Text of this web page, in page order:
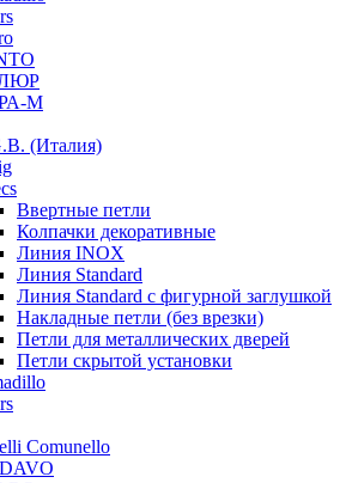
М
(Италия)
Ввертные петли
Колпачки декоративные
Линия INOX
Линия Standard
Линия Standard с фигурной заглушкой
Накладные петли (без врезки)
Петли для металлических дверей
Петли скрытой установки
Comunello